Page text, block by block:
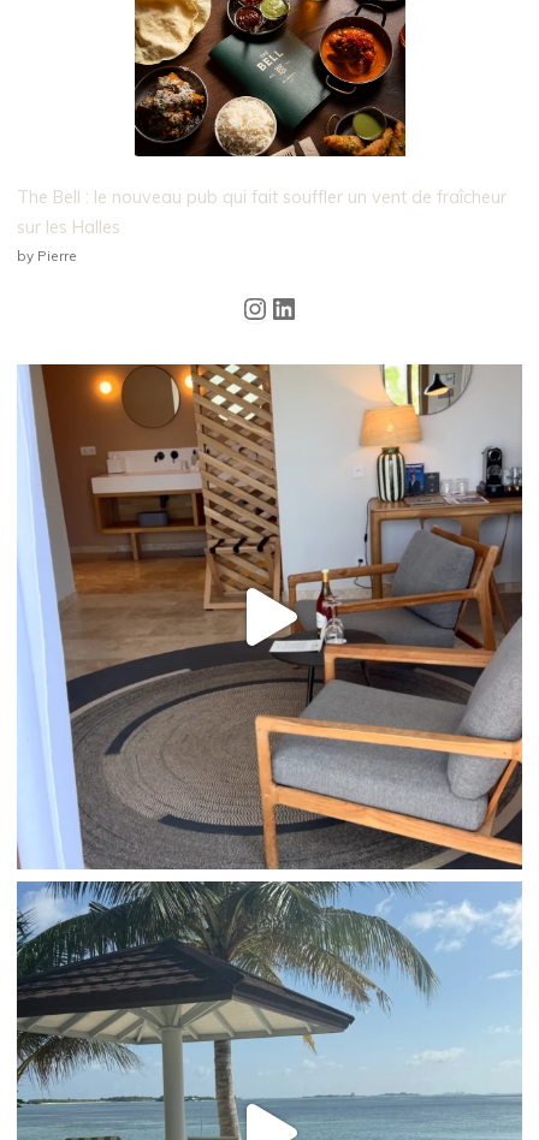
The Bell : le nouveau pub qui fait souffler un vent de fraîcheur
sur les Halles
by Pierre
Instagram
LinkedIn